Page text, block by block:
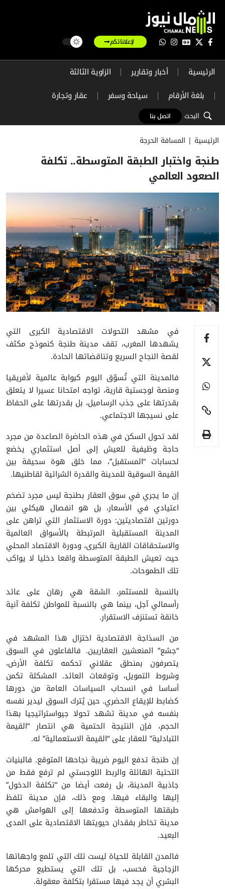
لإعلاناتكم
الرئيسية أخبار وتقارير
الزاوية الثالثة
بلغة الأرقام
سياحة وسفر عقار وتجارة
البحث اتصل بنا
الرئيسية| المسافة الحرجة
طنجة واختبار الطبقة المتوسطة.. تكلفة
الصعود العالمي
في مشهد التحولات الاقتصادية الكبرى التي
يشهدها المغرب، تقف مدينة طنجة كنموذج مكثف
لقصة النجاح السريع وتناقضاتها الحادة.
فالمدينة التي تُسوّق اليوم كبوابة عالمية لأفريقيا
ومنصة لوجستية قارية، تواجه امتحانا عسيرا لا يتعلق
بقدرتها على جذب الرساميل، بل بقدرتها على الحفاظ
على نسيجها الاجتماعي.
لقد تحول السكن في هذه الحاضرة الصاعدة من مجرد
حاجة وظيفية للعيش إلى أصل استثماري يخضع
لحسابات “المستقبل”، مما خلق هوة سحيقة بين
القيمة السوقية للمدينة والقدرة الشرائية لقاطنيها.
إن ما يجري في سوق العقار بطنجة ليس مجرد تضخم
اعتيادي في الأسعار، بل هو انفصال هيكلي بين
دورتين اقتصاديتين: دورة الاستثمار التي تراهن على
المدينة المستقبلية المرتبطة بالأسواق العالمية
والاستحقاقات القارية الكبرى، ودورة الاقتصاد المحلي
حيث تعيش الطبقة المتوسطة واقعا دخليا لا يواكب
تلك الطموحات.
بالنسبة للمستثمر، الشقة هي رهان على عائد
رأسمالي آجل، بينما هي بالنسبة للمواطن تكلفة آنية
خانقة تستنزف الاستقرار.
من السذاجة الاقتصادية اختزال هذا المشهد في
“جشع” المنعشين العقاريين. فالفاعلون في السوق
يتصرفون بمنطق عقلاني تحكمه تكلفة الأرض،
وشروط التمويل، وتوقعات العائد. المشكلة تكمن
أساسا في انسحاب السياسات العامة من دورها
كضابط للإيقاع الحضري. حين يُترك السوق ليدير نفسه
بنفسه في مدينة تشهد تحولا جيواستراتيجيا بهذا
الحجم، فإن النتيجة الحتمية هي انتصار “القيمة
التبادلية” للعقار على “القيمة الاستعمالية” له.
إن طنجة تدفع اليوم ضريبة نجاحها المتوقع. فالبنيات
التحتية الهائلة والربط اللوجستي لم ترفع فقط من
جاذبية المدينة، بل رفعت أيضا من “تكلفة الدخول”
إليها والبقاء فيها. ومع ذلك، فإن مدينة تلفظ
طبقتها المتوسطة وتدفعها إلى الهوامش هي
مدينة تخاطر بفقدان حيويتها الاقتصادية على المدى
البعيد.
فالمدن القابلة للحياة ليست تلك التي تلمع واجهاتها
الزجاجية فحسب، بل تلك التي يستطيع محركها
البشري أن يجد فيها مستقرا بتكلفة معقولة.